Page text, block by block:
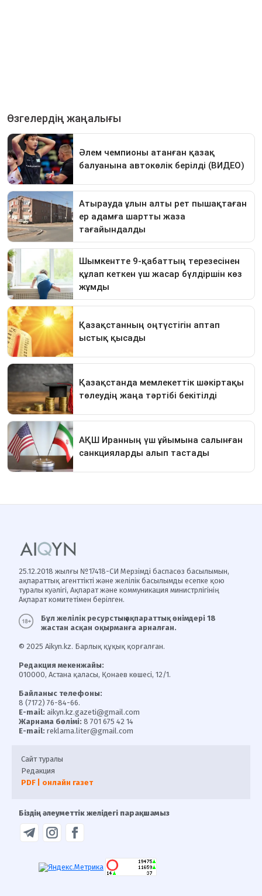
25.12.2018 жылғы №17418-СИ Мерзімді баспасөз басылымын,
ақпараттық агенттікті және желілік басылымды есепке қою
туралы куәлігі, Ақпарат және коммуникация министрлігінің
Ақпарат комитетімен берілген.
Бұл желілік ресурстың ақпараттық өнімдері 18
жастан асқан оқырманға арналған.
© 2025 Aikyn.kz. Барлық құқық қорғалған.
Редакция мекенжайы:
010000, Астана қаласы, Қонаев көшесі, 12/1.
Байланыс телефоны:
8 (7172) 76-84-66.
E-mail: aikyn.kz.gazeti@gmail.com
Жарнама бөлімі: 8 701 675 42 14
E-mail: reklama.liter@gmail.com
Сайт туралы
Редакция
PDF | онлайн газет
Біздің әлеуметтік желідегі парақшамыз